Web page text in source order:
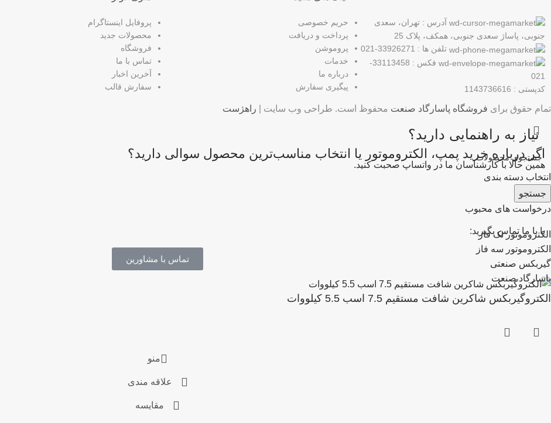
آدرس : تهران، سعدی
جنوبی، پاساژ سعدی جنوبی، همکف، پلاک 25
تلفن ها : 33926271-021
فکس : 33113458-
021
کدپستی : 1143736616
حریم خصوصی
پرداخت و دریافت
پروموشن
خدمات
درباره ما
پیگیری سفارش
پروفایل اینستاگرام
محصولات جدید
فروشگاه
تماس با ما
آخرین اخبار
سفارش قالب
تمام حقوق برای فروشگاه پاسارگاد صنعت محفوظ است. طراحی وب سایت | راهژست
انتخاب دسته بندی
جستجو
درخواست های محبوب
الکتروموتور تک فاز
الکتروموتور سه فاز
گیربکس صنعتی
پاسارگاد صنعت
نیاز به راهنمایی دارید؟
اگر درباره خرید پمپ، الکتروموتور یا انتخاب مناسب‌ترین محصول سوالی دارید؟
همین حالا با کارشناسان ما در واتساپ صحبت کنید.
یا با ما تماس بگیرید:
تماس با مشاورین
الکتروگیربکس شاکرین شافت مستقیم 7.5 اسب 5.5 کیلووات
منو
علاقه مندی
مقایسه